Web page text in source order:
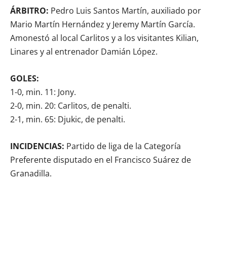
ÁRBITRO: Pedro Luis Santos Martín, auxiliado por
Mario Martín Hernández y Jeremy Martín García.
Amonestó al local Carlitos y a los visitantes Kilian,
Linares y al entrenador Damián López.
GOLES:
1-0, min. 11: Jony.
2-0, min. 20: Carlitos, de penalti.
2-1, min. 65: Djukic, de penalti.
INCIDENCIAS: Partido de liga de la Categoría
Preferente disputado en el Francisco Suárez de
Granadilla.